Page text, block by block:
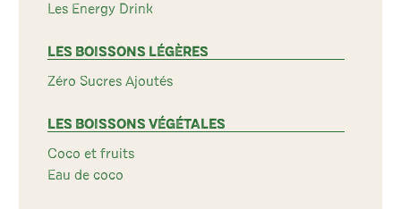
Les Energy Drink
LES BOISSONS LÉGÈRES
Zéro Sucres Ajoutés
LES BOISSONS VÉGÉTALES
Coco et fruits
Eau de coco